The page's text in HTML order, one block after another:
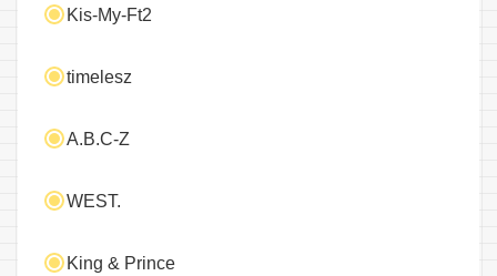
Kis-My-Ft2
timelesz
A.B.C-Z
WEST.
King & Prince